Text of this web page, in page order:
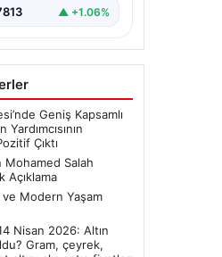
▲ +1.06%
Geniş Kapsamlı
Çıktı
Mohamed Salah
Açıklama
Modern Yaşam
Nisan 2026: Altın
Gram, çeyrek,